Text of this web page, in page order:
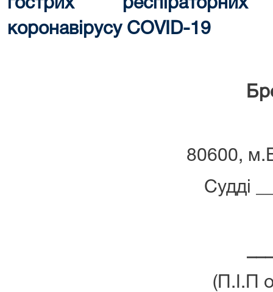
гострих
коронавірусу COVID-19
80600,
Судді
(П.І.П